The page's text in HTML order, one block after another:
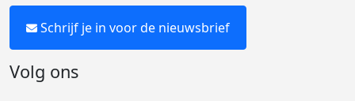
Schrijf je in voor de nieuwsbrief
Volg ons